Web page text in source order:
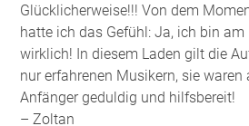
Glücklicherweise!!! Von dem
hatte ich das Gefühl: Ja, ich bin am
wirklich! In diesem Laden gilt die
nur erfahrenen Musikern, sie
Anfänger geduldig und hilfsbereit!
– Zoltan